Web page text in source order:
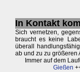
In Kontakt
Sich vernetzen,
braucht es keine
überall
ab und zu zu größeren
Immer auf dem
Gießen